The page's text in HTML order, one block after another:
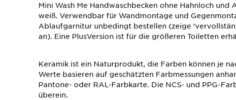
Mini Wash Me Handwaschbecken ohne Hahnloch und
weiß. Verwendbar für Wandmontage und
Ablaufgarnitur unbedingt bestellen (zeige
an). Eine Plus­Version ist für die größeren Toiletten
Keramik ist ein Naturprodukt, die Farben können je
Werte basieren auf geschätzten Farbmessungen
Pantone- oder RAL-Farbkarte. Die NCS- und PPG-
überein.